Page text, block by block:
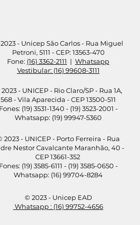
- Unicep São Carlos - Rua Miguel
Petroni, 5111 - CEP: 13563-470
Fone: (16) 3362-2111 | Whatsapp
Vestibular: (16) 99608-3111
- UNICEP - Rio Claro/SP - Rua 1A,
568 - Vila Aparecida - CEP 13500-511
(19) 3531-1340 - (19) 3523-2001 -
Whatsapp: (19) 99947-5360
2023 - UNICEP - Porto Ferreira - Rua
Nestor Cavalcante Maranhão, 40 -
CEP 13661-352
(19) 3585-6111 - (19) 3585-0650 -
Whatsapp: (16) 99704-8284
© 2023 - Unicep EAD
Whatsapp : (16) 99752-4656